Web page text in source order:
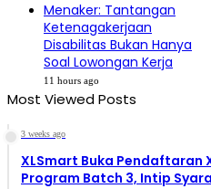
Menaker: Tantangan
Ketenagakerjaan
Disabilitas Bukan Hanya
Soal Lowongan Kerja
11 hours ago
Most Viewed Posts
3 weeks ago
XLSmart Buka Pendaftaran
Program Batch 3, Intip